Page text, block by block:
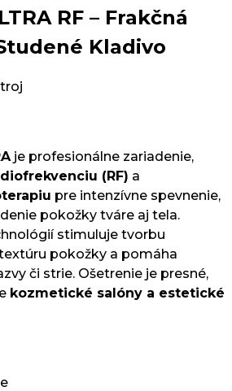
RF – Frakčná
Kladivo
je profesionálne zariadenie,
(RF) a
pre intenzívne spevnenie,
pokožky tváre aj tela.
stimuluje tvorbu
pokožky a pomáha
či strie. Ošetrenie je presné,
kozmetické salóny a estetické